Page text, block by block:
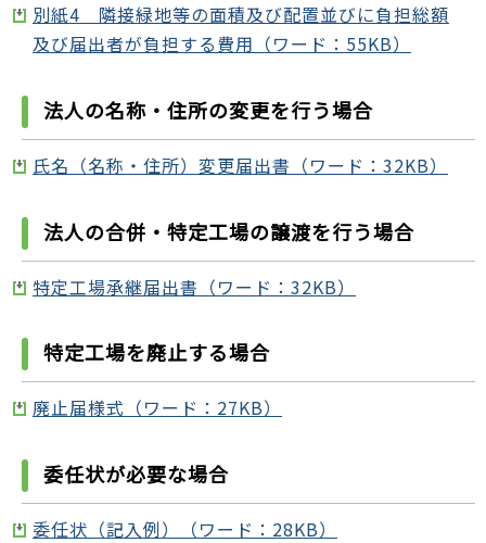
別紙4 隣接緑地等の面積及び配置並びに負担総額
及び届出者が負担する費用（ワード：55KB）
法人の名称・住所の変更を行う場合
氏名（名称・住所）変更届出書（ワード：32KB）
法人の合併・特定工場の譲渡を行う場合
特定工場承継届出書（ワード：32KB）
特定工場を廃止する場合
廃止届様式（ワード：27KB）
委任状が必要な場合
委任状（記入例）（ワード：28KB）